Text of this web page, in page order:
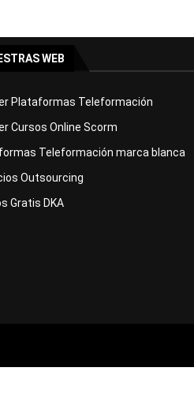
WEB
Plataformas Teleformación
Cursos Online Scorm
Teleformación marca blanca
Outsourcing
Gratis DKA